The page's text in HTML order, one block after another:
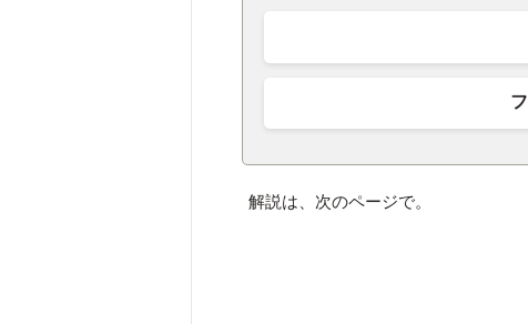
解説は、次のページで。